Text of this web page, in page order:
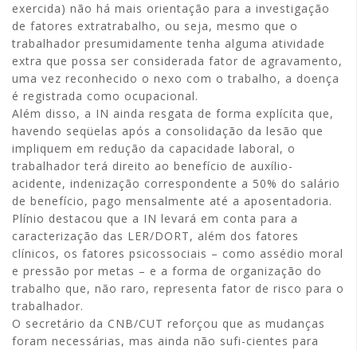
exercida) não há mais orientação para a investigação
de fatores extratrabalho, ou seja, mesmo que o
trabalhador presumidamente tenha alguma atividade
extra que possa ser considerada fator de agravamento,
uma vez reconhecido o nexo com o trabalho, a doença
é registrada como ocupacional.
Além disso, a IN ainda resgata de forma explícita que,
havendo seqüelas após a consolidação da lesão que
impliquem em redução da capacidade laboral, o
trabalhador terá direito ao benefício de auxílio-
acidente, indenização correspondente a 50% do salário
de benefício, pago mensalmente até a aposentadoria.
Plínio destacou que a IN levará em conta para a
caracterização das LER/DORT, além dos fatores
clínicos, os fatores psicossociais – como assédio moral
e pressão por metas – e a forma de organização do
trabalho que, não raro, representa fator de risco para o
trabalhador.
O secretário da CNB/CUT reforçou que as mudanças
foram necessárias, mas ainda não sufi-cientes para